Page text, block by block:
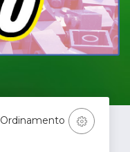
Ordinamento